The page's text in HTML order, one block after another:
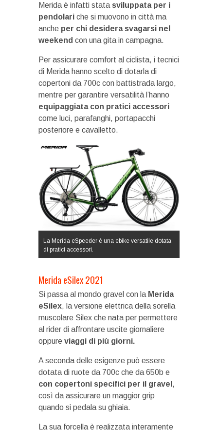
Merida è infatti stata sviluppata per i
pendolari che si muovono in città ma
anche per chi desidera svagarsi nel
weekend con una gita in campagna.
Per assicurare comfort al ciclista, i tecnici
di Merida hanno scelto di dotarla di
copertoni da 700c con battistrada largo,
mentre per garantire versatilità l’hanno
equipaggiata con pratici accessori
come luci, parafanghi, portapacchi
posteriore e cavalletto.
La Merida eSpeeder è una ebike versatile dotata
di pratici accessori.
Merida eSilex 2021
Si passa al mondo gravel con la Merida
eSilex, la versione elettrica della sorella
muscolare Silex che nata per permettere
al rider di affrontare uscite giornaliere
oppure viaggi di più giorni.
A seconda delle esigenze può essere
dotata di ruote da 700c che da 650b e
con copertoni specifici per il gravel ,
così da assicurare un maggior grip
quando si pedala su ghiaia.
La sua forcella è realizzata interamente